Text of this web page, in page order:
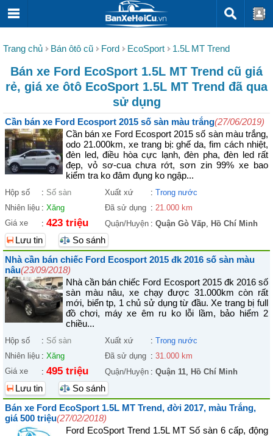
Trang chủ Bán ôtô cũ Ford EcoSport 1.5L MT Trend
Bán xe Ford EcoSport 1.5L MT Trend cũ giá
rẻ, giá xe ôtô EcoSport 1.5L MT Trend đã qua
sử dụng
Cần bán xe Ford Ecosport 2015 số sàn màu trắng(27/06/2019)
Cần bán xe Ford Ecosport 2015 số sàn màu trắng,
odo 21.000km, xe trang bị: ghế da, fim cách nhiệt,
đèn led, điều hòa cực lạnh, đèn pha, đèn led rất
đẹp, vỏ sơ-cua chưa rớt, sơn zin 99% xe bao
kiểm tra ko đâm đụng ko ngập...
Hộp số : Số sàn Xuất xứ : Trong nước
Nhiên liệu : Xăng Đã sử dụng : 21.000 km
Giá xe
: 423 triệu Quận/Huyện : Quận Gò Vấp, Hồ Chí Minh
Lưu tin
So sánh
Nhà cần bán chiếc Ford Ecosport 2015 đk 2016 số sàn màu
nâu(23/09/2018)
Nhà cần bán chiếc Ford Ecosport 2015 đk 2016 số
sàn màu nâu, xe chạy được 31.000km còn rất
mới, biển tp, 1 chủ sử dụng từ đầu. Xe trang bị full
đồ chơi, máy xe êm ru ko lỗi lầm, bảo hiểm 2
chiều...
Hộp số : Số sàn Xuất xứ : Trong nước
Nhiên liệu : Xăng Đã sử dụng : 31.000 km
Giá xe
: 495 triệu Quận/Huyện : Quận 11, Hồ Chí Minh
Lưu tin
So sánh
Bán xe Ford EcoSport 1.5L MT Trend, đời 2017, màu Trắng,
giá 500 triệu(27/02/2018)
Ford EcoSport Trend 1.5L MT Số sàn 6 cấp, động